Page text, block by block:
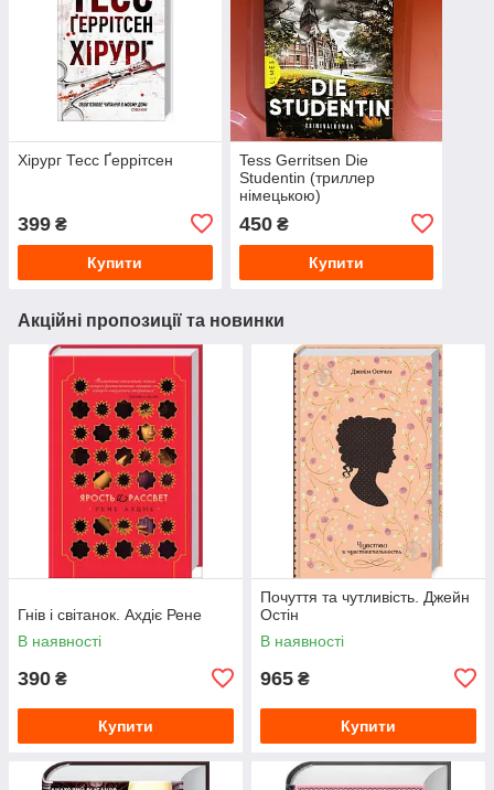
Хірург Тесс Ґеррітсен
399 ₴
Купити
Tess Gerritsen Die
Studentin (триллер
німецькою)
450₴
Купити
Акційні пропозиції та новинки
Гнів і світанок. Ахдіє Рене
В наявності
390 ₴
Купити
Почуття та чутливість. Джейн
Остін
В наявності
965 ₴
Купити